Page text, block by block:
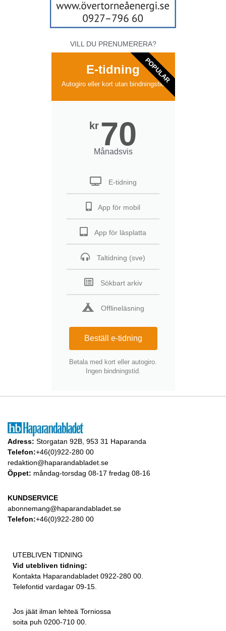
VILL DU PRENUMERERA?
E-tidning
Autogiro eller kort utan bindningstid
kr 70
Månadsvis
E-tidning
App för mobil
App för läsplatta
Taltidning (sve)
Sökbart arkiv
Offlineläsning
Beställ e-tidning
Betala med kort eller autogiro.
Ingen bindningstid.
POPULAR
Adress: Storgatan 92B, 953 31 Haparanda
Telefon:+46(0)922-280 00
redaktion@haparandabladet.se
Öppet: måndag-torsdag 08-17 fredag 08-16
KUNDSERVICE
abonnemang@haparandabladet.se
Telefon:+46(0)922-280 00
UTEBLIVEN TIDNING
Vid utebliven tidning:
Kontakta Haparandabladet 0922-280 00.
Telefontid vardagar 09-15.
Jos jäät ilman lehteä Torniossa
soita puh 0200-710 00.